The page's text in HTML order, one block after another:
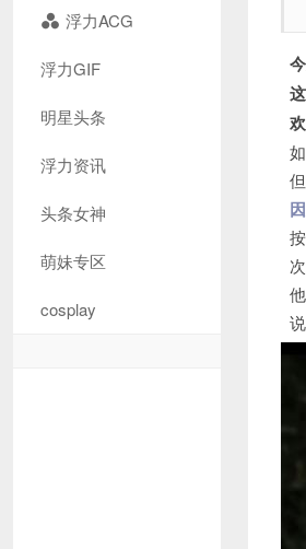
浮力ACG
浮力GIF
明星头条
浮力资讯
头条女神
萌妹专区
cosplay
次